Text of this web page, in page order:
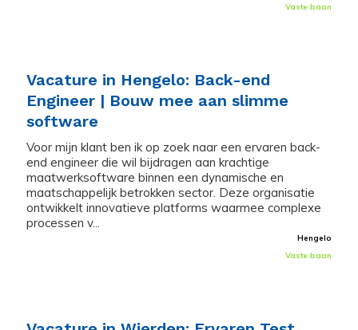
Vaste baan
Vacature in Hengelo: Back-end
Engineer | Bouw mee aan slimme
software
Voor mijn klant ben ik op zoek naar een ervaren back-
end engineer die wil bijdragen aan krachtige
maatwerksoftware binnen een dynamische en
maatschappelijk betrokken sector. Deze organisatie
ontwikkelt innovatieve platforms waarmee complexe
processen v...
Hengelo
Vaste baan